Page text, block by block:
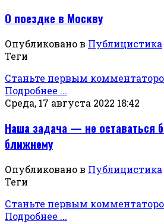
О поездке в Москву
Опубликовано в Публицистика
Теги
Станьте первым
Подробнее ...
Среда, 17 августа 2022 18:42
Наша задача — не оставаться
ближнему
Опубликовано в Публицистика
Теги
Станьте первым
Подробнее ...